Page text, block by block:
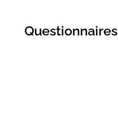
Questionnaires